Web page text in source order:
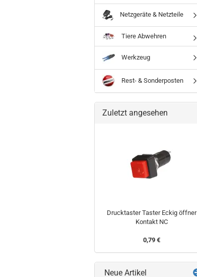
Netzgeräte & Netzteile
Tiere Abwehren
Werkzeug
Rest- & Sonderposten
Zuletzt angesehen
Drucktaster Taster Eckig öffner
Kontakt NC
0,79 €
Neue Artikel